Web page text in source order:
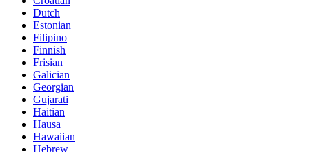
Dutch
Estonian
Filipino
Finnish
Frisian
Galician
Georgian
Gujarati
Haitian
Hausa
Hawaiian
Hebrew